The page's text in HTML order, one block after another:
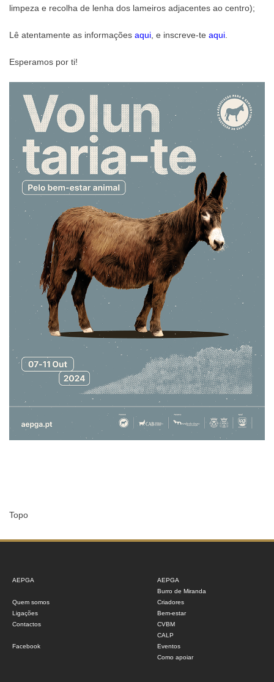
limpeza e recolha de lenha dos lameiros adjacentes ao centro);
Lê atentamente as informações aqui , e inscreve-te aqui
Esperamos por ti!
Topo
AEPGA
Quem somos
Ligações
Contactos
Facebook
AEPGA
Burro de Miranda
Criadores
Bem-estar
CVBM
CALP
Eventos
Como apoiar